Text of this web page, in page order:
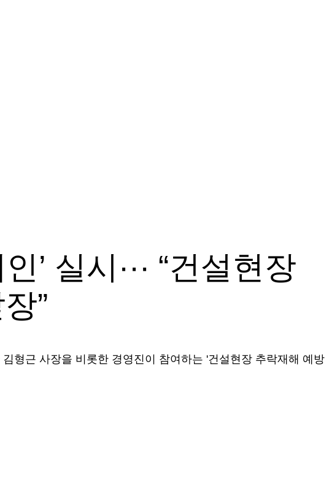
’ 실시··· “건설현장
”
형근 사장을 비롯한 경영진이 참여하는 '건설현장 추락재해 예방